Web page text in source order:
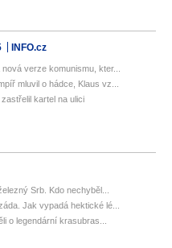
INFO.cz
verze komunismu, kter...
mluvil o hádce, Klaus vz...
kartel na ulici
Srb. Kdo nechyběl...
Jak vypadá hektické lé...
o legendární krasubras...